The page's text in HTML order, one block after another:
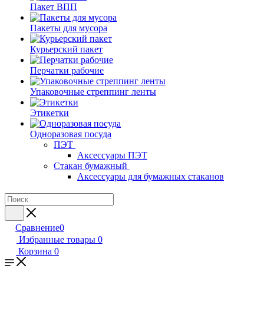
Пакет ВПП
Пакеты для мусора
Курьерский пакет
Перчатки рабочие
Упаковочные стреппинг ленты
Этикетки
Одноразовая посуда
ПЭТ
Аксессуары ПЭТ
Стакан бумажный
Аксессуары для бумажных стаканов
Сравнение0
Избранные товары 0
Корзина 0